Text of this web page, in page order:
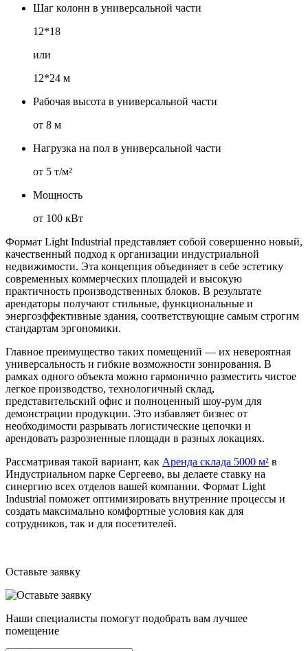
Шаг колонн в универсальной части
12*18
или
12*24 м
Рабочая высота в универсальной части
от 8 м
Нагрузка на пол в универсальной части
от 5 т/м²
Мощность
от 100 кВт
Формат Light Industrial представляет собой совершенно новый,
качественный подход к организации индустриальной
недвижимости. Эта концепция объединяет в себе эстетику
современных коммерческих площадей и высокую
практичность производственных блоков. В результате
арендаторы получают стильные, функциональные и
энергоэффективные здания, соответствующие самым строгим
стандартам эргономики.
Главное преимущество таких помещений — их невероятная
универсальность и гибкие возможности зонирования. В
рамках одного объекта можно гармонично разместить чистое
легкое производство, технологичный склад,
представительский офис и полноценный шоу-рум для
демонстрации продукции. Это избавляет бизнес от
необходимости разрывать логистические цепочки и
арендовать разрозненные площади в разных локациях.
Рассматривая такой вариант, как Аренда склада 5000 м² в
Индустриальном парке Сергеево, вы делаете ставку на
синергию всех отделов вашей компании. Формат Light
Industrial поможет оптимизировать внутренние процессы и
создать максимально комфортные условия как для
сотрудников, так и для посетителей.
Оставьте заявку
Наши специалисты помогут подобрать вам лучшее
помещение